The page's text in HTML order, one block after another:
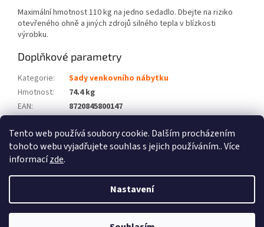
Tento web používá soubory cookie. Dalším procházením
tohoto webu vyjadřujete souhlas s jejich používáním.. Více
informacízde.
Nastavení
Maximální hmotnost 110 kg na jedno sedadlo. Dbejte na riziko
otevřeného ohně a jiných zdrojů silného tepla v blízkosti
výrobku.
Doplňkové parametry
Kategorie:
Sady venkovního nábytku
Hmotnost:
74.4 kg
EAN:
8720845800147
Počet balíků: 4
Vytvořil Shoptet